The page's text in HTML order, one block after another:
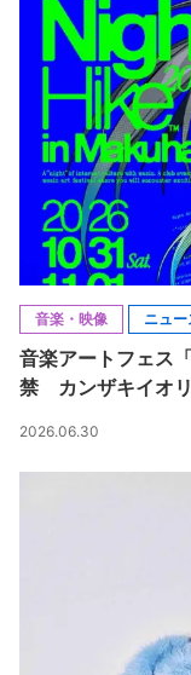
音楽・映像 ニュー
音楽アートフェス
禁 カンザキイオ
2026.06.30